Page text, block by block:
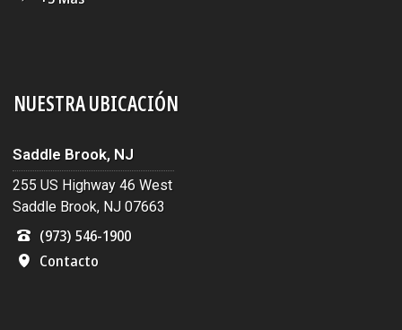
NUESTRA UBICACIÓN
Saddle Brook, NJ
255 US Highway 46 West
Saddle Brook, NJ 07663
(973) 546-1900
Contacto